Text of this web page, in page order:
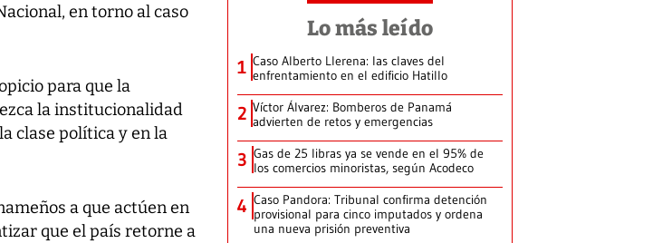
en torno al caso
para que la
la institucionalidad
clase política y en la
a que actúen en
que el país retorne a
Lo más leído
1 Caso Alberto Llerena: las claves del
enfrentamiento en el edificio Hatillo
2 Víctor Álvarez: Bomberos de Panamá
advierten de retos y emergencias
3 Gas de 25 libras ya se vende en el 95% de
los comercios minoristas, según Acodeco
4 Caso Pandora: Tribunal confirma detención
provisional para cinco imputados y ordena
una nueva prisión preventiva